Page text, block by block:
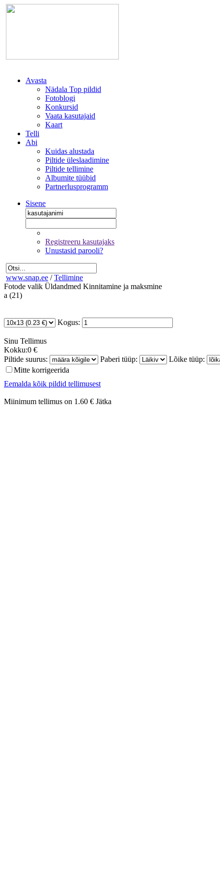
Avasta
Nädala Top pildid
Fotoblogi
Konkursid
Vaata kasutajaid
Kaart
Telli
Abi
Kuidas alustada
Piltide üleslaadimine
Piltide tellimine
Albumite tüübid
Partnerlusprogramm
Sisene
Registreeru kasutajaks
Unustasid parooli?
www.snap.ee / Tellimine
Fotode valik Üldandmed Kinnitamine ja maksmine
a (21)
Kogus:
Sinu Tellimus
Kokku:0 €
Piltide suurus:
Paberi tüüp:
Lõike tüüp:
Mitte korrigeerida
Eemalda kõik pildid tellimusest
Miinimum tellimus on 1.60 € Jätka